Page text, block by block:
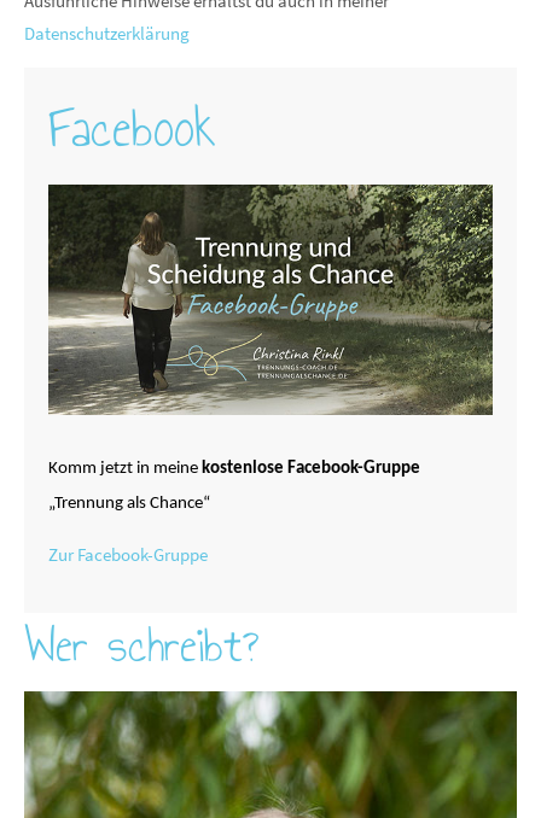
Datenschutzerklärung
Facebook
Komm jetzt in meine kostenlose Facebook-Gruppe
„Trennung als Chance“
Zur Facebook-Gruppe
Wer schreibt?